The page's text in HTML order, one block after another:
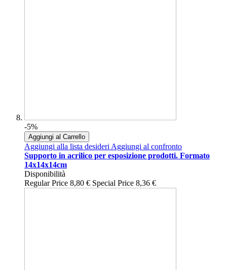
-5%
Aggiungi al Carrello
Aggiungi alla lista desideriAggiungi al confronto
Supporto in acrilico per esposizione prodotti. Formato
14x14x14cm
Disponibilità
Regular Price 8,80 € Special Price 8,36 €